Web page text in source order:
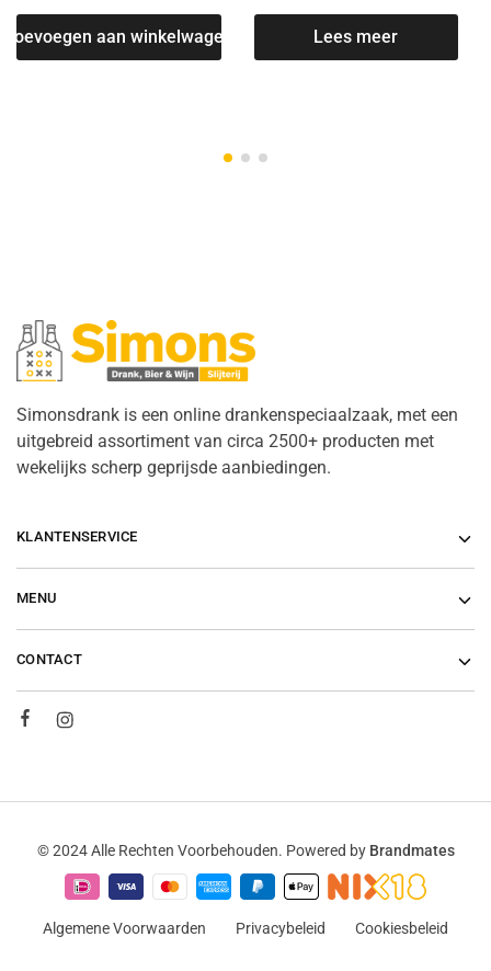
Toevoegen aan winkelwagen
Lees meer
Simonsdrank is een online drankenspeciaalzaak, met een
uitgebreid assortiment van circa 2500+ producten met
wekelijks scherp geprijsde aanbiedingen.
KLANTENSERVICE
MENU
CONTACT
© 2024 Alle Rechten Voorbehouden. Powered by Brandmates
Algemene Voorwaarden Privacybeleid Cookiesbeleid